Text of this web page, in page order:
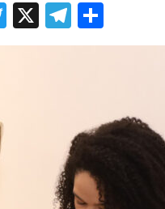
Twitter
X Telegram